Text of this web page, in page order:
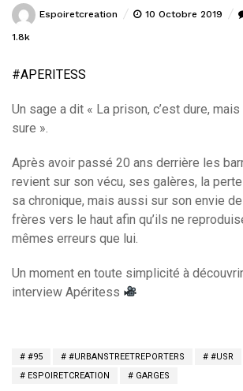
Espoiretcreation 10 Octobre 2019
1.8k
#APERITESS
Un sage a dit « La prison, c’est dure,
sure ».
Après avoir passé 20 ans derrière les
revient sur son vécu, ses galères, la
sa chronique, mais aussi sur son envie
frères vers le haut afin qu’ils ne
mêmes erreurs que lui.
Un moment en toute simplicité à
interview Apéritess
#95 #URBANSTREETREPORTERS #USR
ESPOIRETCREATION
GARGES